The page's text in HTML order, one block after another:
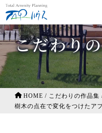
こだわり
HOME / こだわりの作品集
樹木の点在で変化をつけたア